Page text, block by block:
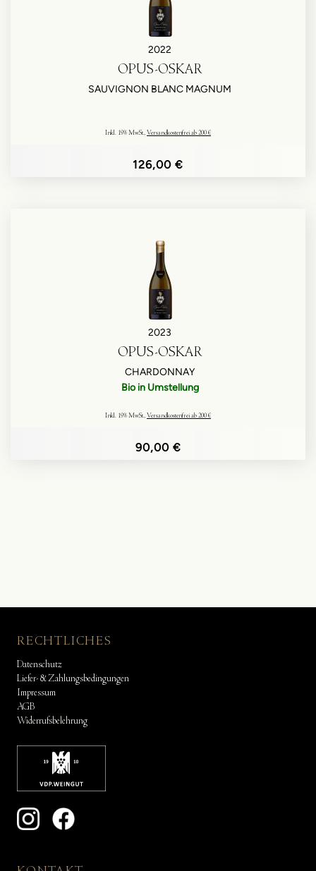
2022
OPUS-OSKAR
SAUVIGNON BLANC MAGNUM
126,00 €
Inkl. 19% MwSt., Versandkostenfrei ab 200 €
2023
OPUS-OSKAR
CHARDONNAY
Bio in Umstellung
90,00 €
Inkl. 19% MwSt., Versandkostenfrei ab 200 €
RECHTLICHES
Datenschutz
Liefer- & Zahlungsbedingungen
Impressum
AGB
Widerrufsbelehrung